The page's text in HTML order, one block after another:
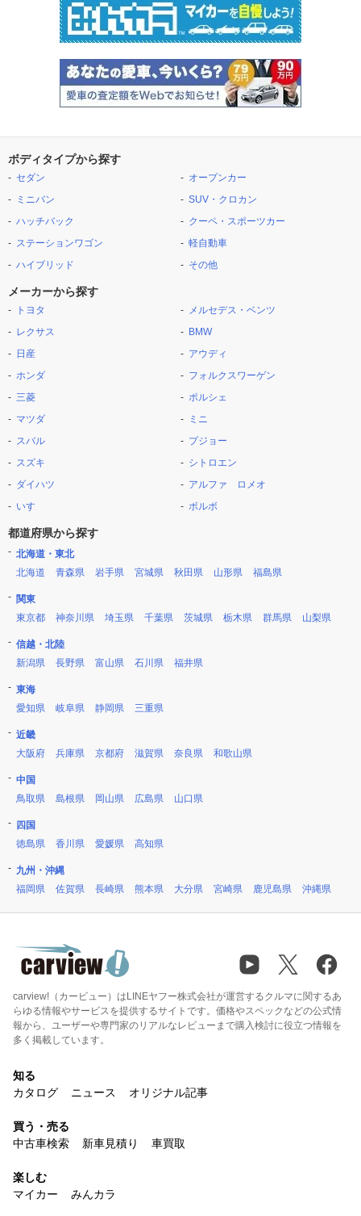
ボディタイプから探す
セダン
ミニバン
ハッチバック
ステーションワゴン
ハイブリッド
オープンカー
SUV・クロカン
クーペ・スポーツカー
軽自動車
その他
メーカーから探す
トヨタ
レクサス
日産
ホンダ
三菱
マツダ
スバル
スズキ
ダイハツ
いすゞ
メルセデス・ベンツ
BMW
アウディ
フォルクスワーゲン
ポルシェ
ミニ
プジョー
シトロエン
アルファ ロメオ
ボルボ
都道府県から探す
北海道・東北
北海道
青森県 岩手県 宮城県 秋田県 山形県 福島県
関東
東京都
神奈川県 埼玉県 千葉県 茨城県 栃木県 群馬県 山梨県
信越・北陸
新潟県
長野県 富山県 石川県 福井県
東海
愛知県
岐阜県 静岡県 三重県
近畿
大阪府
兵庫県 京都府 滋賀県 奈良県 和歌山県
中国
鳥取県
島根県 岡山県 広島県 山口県
四国
徳島県
香川県 愛媛県 高知県
九州・沖縄
福岡県
佐賀県 長崎県 熊本県 大分県 宮崎県 鹿児島県 沖縄県
carview!（カービュー）はLINEヤフー株式会社が運営するクルマに関するあ
らゆる情報やサービスを提供するサイトです。価格やスペックなどの公式情
報から、ユーザーや専門家のリアルなレビューまで購入検討に役立つ情報を
多く掲載しています。
知る
カタログ
ニュース オリジナル記事
買う・売る
中古車検索
新車見積り 車買取
楽しむ
マイカー
みんカラ